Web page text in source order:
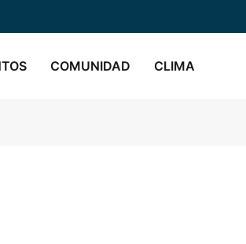
COMUNIDAD CLIMA